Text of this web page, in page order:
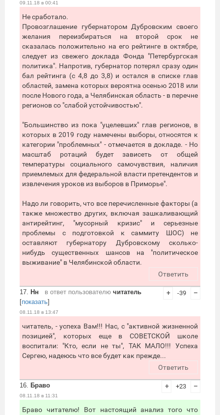
09.11.18 в 00:41
Не сработало.
Провозглашение губернатором Дубровским своего
желания переизбираться на второй срок не
сказалась положительно на его рейтинге в октябре,
следует из свежего доклада Фонда "Петербургская
политика". Напротив, губернатор потерял сразу один
бал рейтинга (с 4,8 до 3,8) и остался в списке глав
областей, замена которых вероятна осенью 2018 или
после Нового года, а Челябинская область - в перечне
регионов со "слабой устойчивостью".
"Большинство из пока "уцелевших" глав регионов, в
которых в 2019 году намечены выборы, относятся к
категории "проблемных" - отмечается в докладе. - Но
масштаб ротаций будет зависеть от общей
температуры социального самочувствия, наличия
приемлемых для федеральной власти претендентов и
извлечения уроков из выборов в Приморье".
Надо ли говорить, что все перечисленные факторы (а
также множество других, включая зашкаливающий
антирейтинг, "мусорный кризис" и серьезные
проблемы с подготовкой к саммиту ШОС) не
оставляют губернатору Дубровскому сколько-
нибудь существенных шансов на "политическое
выживание" в Челябинской области.
Ответить
17. Нн в ответ пользователю читатель
[показать]
08.11.18 в 13:47
+ -39 –
читатель, - успеха Вам!!! Нас, с "активной жизненной
позицией", которых еще в СОВЕТСКОЙ школе
воспитали: "Кто, если не ты", ТАК МАЛО!!! Успеха
Сергею, надеюсь что все будет как прежде...
Ответить
16. Браво
08.11.18 в 11:31
+ +23 –
Браво читателю! Вот настоящий анализ того что